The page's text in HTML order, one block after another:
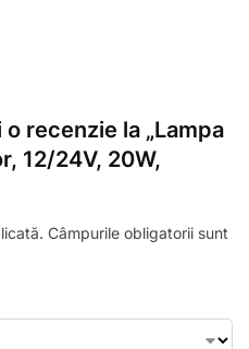
recenzie la „Lampa
12/24V, 20W,
Câmpurile obligatorii sunt